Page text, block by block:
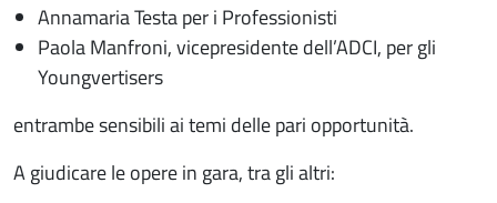
Annamaria Testa per i Professionisti
Paola Manfroni, vicepresidente dell’ADCI, per gli
Youngvertisers
entrambe sensibili ai temi delle pari opportunità.
A giudicare le opere in gara, tra gli altri: